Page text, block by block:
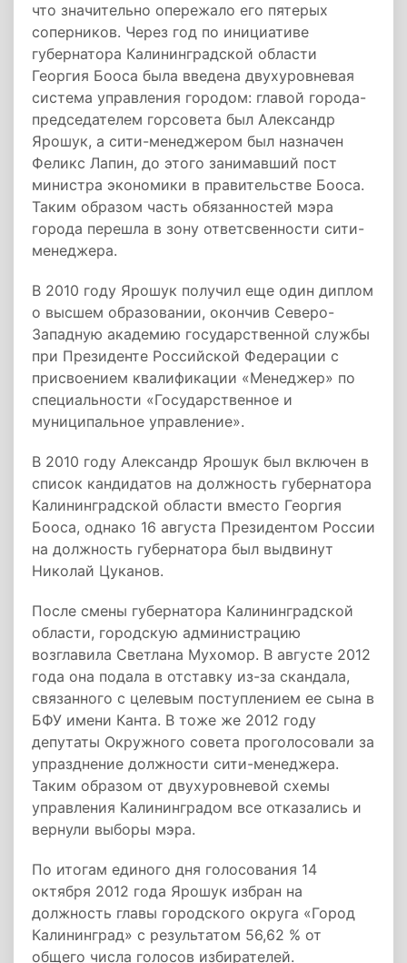
что значительно опережало его пятерых
соперников. Через год по инициативе
губернатора Калининградской области
Георгия Бооса была введена двухуровневая
система управления городом: главой города-
председателем горсовета был Александр
Ярошук, а сити-менеджером был назначен
Феликс Лапин, до этого занимавший пост
министра экономики в правительстве Бооса.
Таким образом часть обязанностей мэра
города перешла в зону ответсвенности сити-
менеджера.
В 2010 году Ярошук получил еще один диплом
о высшем образовании, окончив Северо-
Западную академию государственной службы
при Президенте Российской Федерации с
присвоением квалификации «Менеджер» по
специальности «Государственное и
муниципальное управление».
В 2010 году Александр Ярошук был включен в
список кандидатов на должность губернатора
Калининградской области вместо Георгия
Бооса, однако 16 августа Президентом России
на должность губернатора был выдвинут
Николай Цуканов.
После смены губернатора Калининградской
области, городскую администрацию
возглавила Светлана Мухомор. В августе 2012
года она подала в отставку из-за скандала,
связанного с целевым поступлением ее сына в
БФУ имени Канта. В тоже же 2012 году
депутаты Окружного совета проголосовали за
упразднение должности сити-менеджера.
Таким образом от двухуровневой схемы
управления Калининградом все отказались и
вернули выборы мэра.
По итогам единого дня голосования 14
октября 2012 года Ярошук избран на
должность главы городского округа «Город
Калининград» с результатом 56,62 % от
общего числа голосов избирателей.